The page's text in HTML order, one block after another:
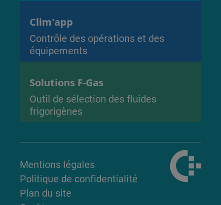
Clim'app
Contrôle des opérations et des
équipements
Solutions F-Gas
Outil de sélection des fluides
frigorigènes
Mentions légales
Politique de confidentialité
Plan du site